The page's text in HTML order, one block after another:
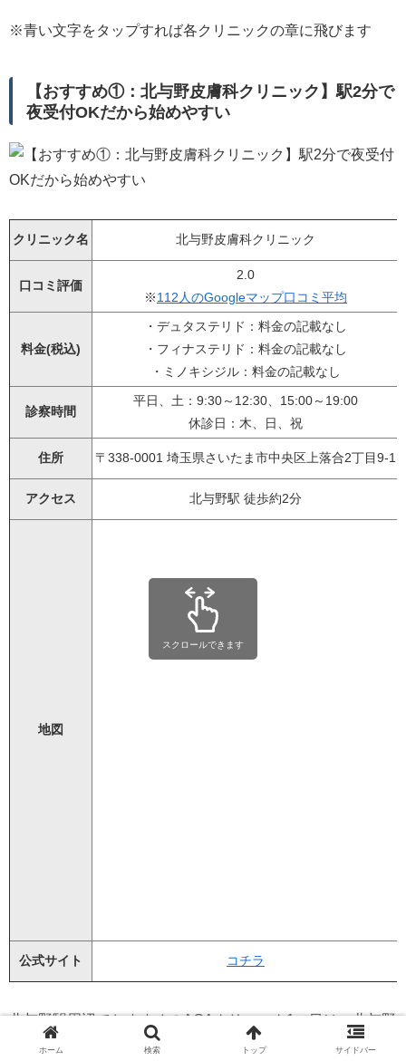
※青い文字をタップすれば各クリニックの章に飛びます
【おすすめ①：北与野皮膚科クリニック】駅2分で
夜受付OKだから始めやすい
クリニック名 北与野皮膚科クリニック
口コミ評価
2.0
※112人のGoogleマップ口コミ平均
料金(税込)
・デュタステリド：料金の記載なし
・フィナステリド：料金の記載なし
・ミノキシジル：料金の記載なし
診察時間
平日、土：9:30～12:30、15:00～19:00
休診日：木、日、祝
住所 〒338-0001 埼玉県さいたま市中央区上落合2丁目9-1
アクセス 北与野駅 徒歩約2分
地図
公式サイト コチラ
スクロールできます
北与野駅周辺でおすすめのAGAクリニック1つ目は、北与野
皮膚科クリニックです。
ホーム 検索 トップ サイドバー